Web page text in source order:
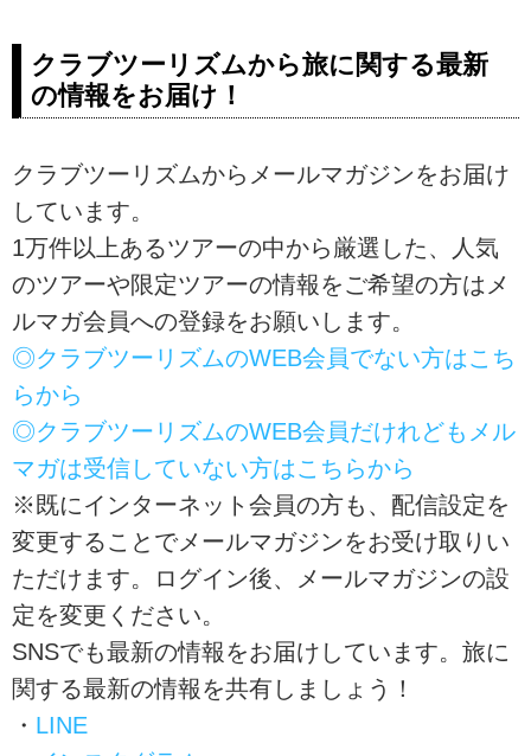
クラブツーリズムから旅に関する最新
の情報をお届け！
クラブツーリズムからメールマガジンをお届け
しています。
1万件以上あるツアーの中から厳選した、人気
のツアーや限定ツアーの情報をご希望の方はメ
ルマガ会員への登録をお願いします。
◎クラブツーリズムのWEB会員でない方はこち
らから
◎クラブツーリズムのWEB会員だけれどもメル
マガは受信していない方はこちらから
※既にインターネット会員の方も、配信設定を
変更することでメールマガジンをお受け取りい
ただけます。ログイン後、メールマガジンの設
定を変更ください。
SNSでも最新の情報をお届けしています。旅に
関する最新の情報を共有しましょう！
・ LINE